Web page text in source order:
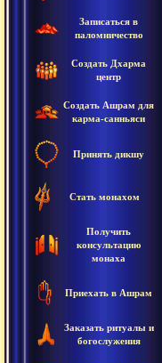
Записаться в
паломничество
Создать Дхарма
центр
Создать Ашрам для
карма-санньяси
Принять дикшу
Стать монахом
Получить
консультацию
монаха
Приехать в Ашрам
Заказать ритуалы и
богослужения